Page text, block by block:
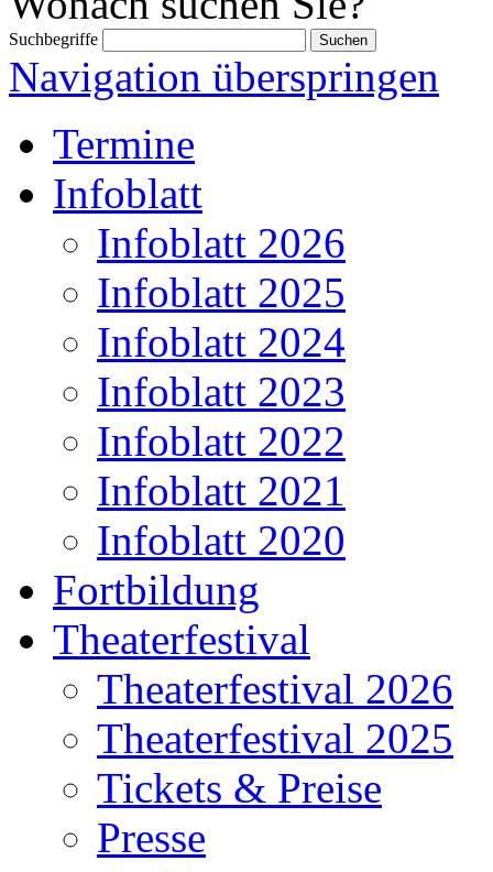
Suchbegriffe
Navigation überspringen
Termine
Infoblatt
Infoblatt 2026
Infoblatt 2025
Infoblatt 2024
Infoblatt 2023
Infoblatt 2022
Infoblatt 2021
Infoblatt 2020
Fortbildung
Theaterfestival
Theaterfestival 2026
Theaterfestival 2025
Tickets & Preise
Presse